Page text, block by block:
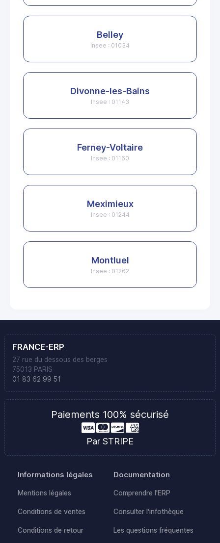
Belley
Insee : 01034
Divonne-les-Bains
Insee : 01143
Ferney-Voltaire
Insee : 01160
Meximieux
Insee : 01244
Montluel
Insee : 01262
FRANCE-ERP
27 rue du dessous des berges
75013 PARIS
01 83 62 99 51
Paiements 100% sécurisé
Par STRIPE
Informations légales
Mentions légales
Conditions de ventes
Conditions de retour
Documentation
Comprendre l'ERP
Consulter l'infothèque
Les questions fréquentes